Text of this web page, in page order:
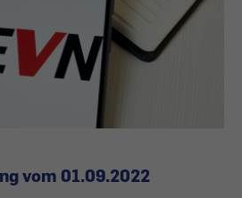
vom 01.09.2022